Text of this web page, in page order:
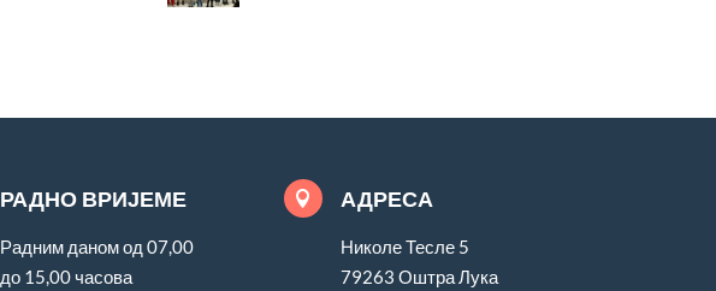
РАДНО ВРИЈЕМЕ
Радним даном од 07,00
до 15,00 часова
 АДРЕСА
Николе Тесле 5
79263 Оштра Лука